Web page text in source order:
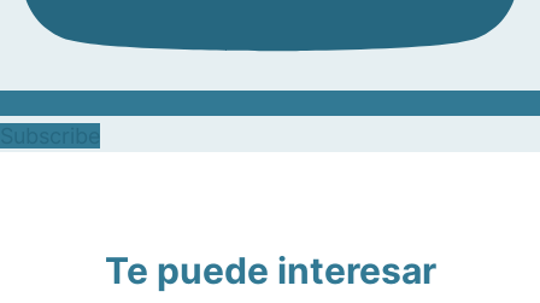
Te puede interesar